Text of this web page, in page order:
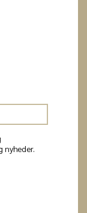
nyheder.